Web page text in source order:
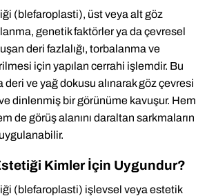
(blefaroplasti), üst veya alt göz
genetik faktörler ya da çevresel
deri fazlalığı, torbalanma ve
için yapılan cerrahi işlemdir. Bu
ve yağ dokusu alınarak göz çevresi
dinlenmiş bir görünüme kavuşur. Hem
de görüş alanını daraltan sarkmaların
Kimler İçin Uygundur?
(blefaroplasti) işlevsel veya estetik